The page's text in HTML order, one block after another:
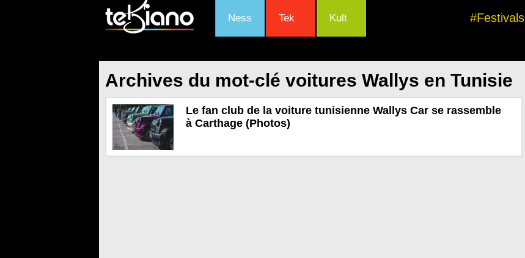
Ness Tek Kult #Festivals
Archives du mot-clé voitures Wallys en Tunisie
Le fan club de la voiture tunisienne Wallys Car se rassemble
à Carthage (Photos)